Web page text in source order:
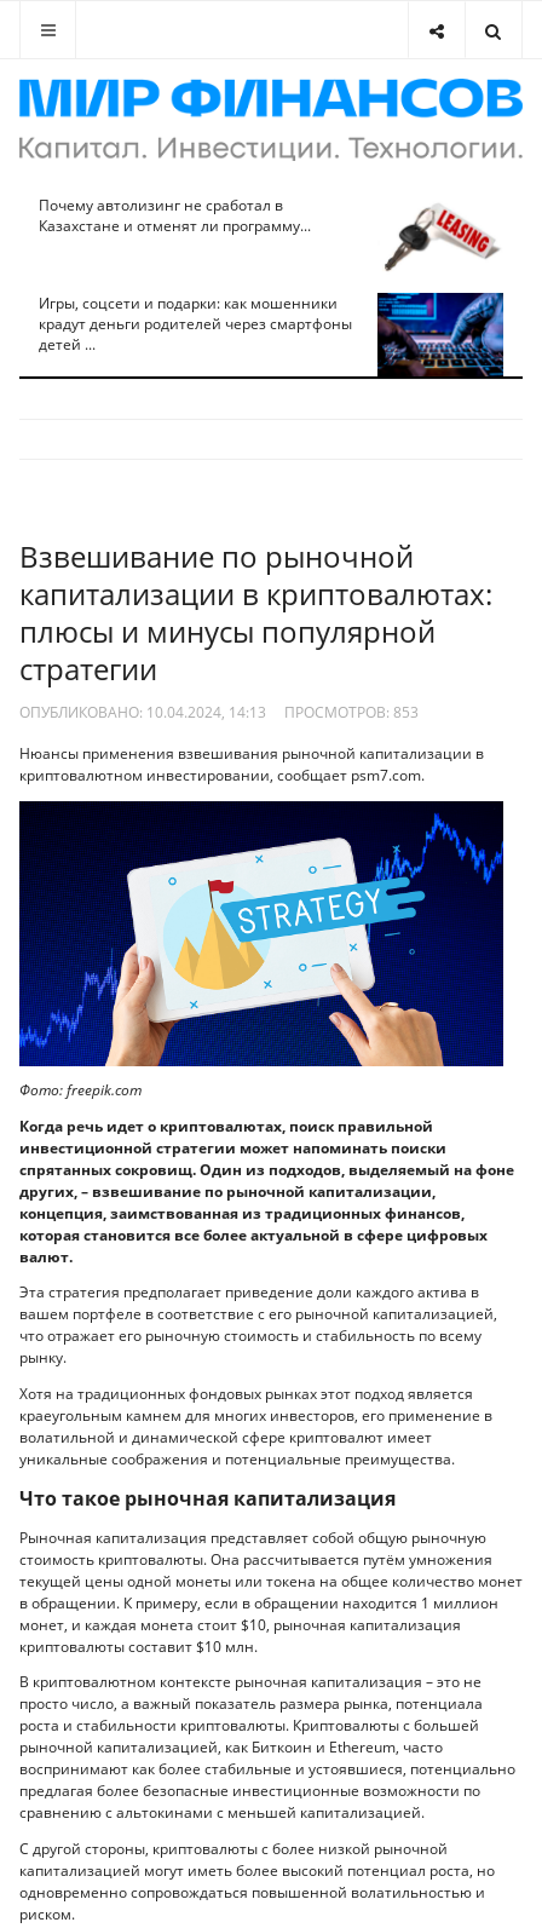
Почему автолизинг не сработал в
Казахстане и отменят ли программу...
Игры, соцсети и подарки: как мошенники
крадут деньги родителей через смартфоны
детей ...
Взвешивание по рыночной
капитализации в криптовалютах:
плюсы и минусы популярной
стратегии
ОПУБЛИКОВАНО: 10.04.2024, 14:13 ПРОСМОТРОВ: 853
Нюансы применения взвешивания рыночной капитализации в
криптовалютном инвестировании, сообщает psm7.com.
Фото: freepik.com
Когда речь идет о криптовалютах, поиск правильной
инвестиционной стратегии может напоминать поиски
спрятанных сокровищ. Один из подходов, выделяемый на фоне
других, – взвешивание по рыночной капитализации,
концепция, заимствованная из традиционных финансов,
которая становится все более актуальной в сфере цифровых
валют.
Эта стратегия предполагает приведение доли каждого актива в
вашем портфеле в соответствие с его рыночной капитализацией,
что отражает его рыночную стоимость и стабильность по всему
рынку.
Хотя на традиционных фондовых рынках этот подход является
краеугольным камнем для многих инвесторов, его применение в
волатильной и динамической сфере криптовалют имеет
уникальные соображения и потенциальные преимущества.
Что такое рыночная капитализация
Рыночная капитализация представляет собой общую рыночную
стоимость криптовалюты. Она рассчитывается путём умножения
текущей цены одной монеты или токена на общее количество монет
в обращении. К примеру, если в обращении находится 1 миллион
монет, и каждая монета стоит $10, рыночная капитализация
криптовалюты составит $10 млн.
В криптовалютном контексте рыночная капитализация – это не
просто число, а важный показатель размера рынка, потенциала
роста и стабильности криптовалюты. Криптовалюты с большей
рыночной капитализацией, как Биткоин и Ethereum, часто
воспринимают как более стабильные и устоявшиеся, потенциально
предлагая более безопасные инвестиционные возможности по
сравнению с альтокинами с меньшей капитализацией.
С другой стороны, криптовалюты с более низкой рыночной
капитализацией могут иметь более высокий потенциал роста, но
одновременно сопровождаться повышенной волатильностью и
риском.